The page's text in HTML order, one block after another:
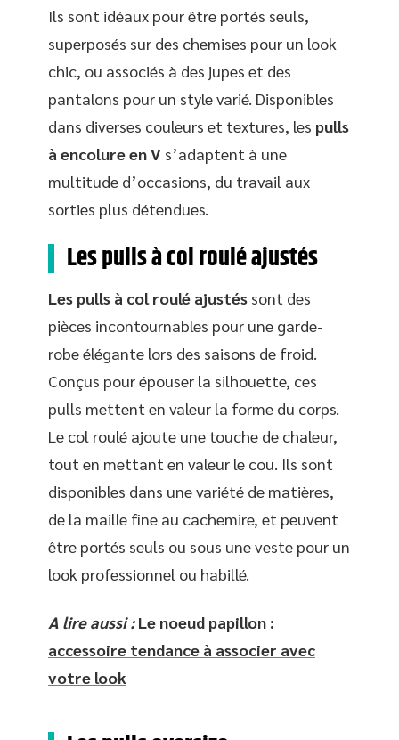
Ils sont idéaux pour être portés seuls,
superposés sur des chemises pour un look
chic, ou associés à des jupes et des
pantalons pour un style varié. Disponibles
dans diverses couleurs et textures, les pulls
à encolure en V s’adaptent à une
multitude d’occasions, du travail aux
sorties plus détendues.
Les pulls à col roulé ajustés
Les pulls à col roulé ajustés sont des
pièces incontournables pour une garde-
robe élégante lors des saisons de froid.
Conçus pour épouser la silhouette, ces
pulls mettent en valeur la forme du corps.
Le col roulé ajoute une touche de chaleur,
tout en mettant en valeur le cou. Ils sont
disponibles dans une variété de matières,
de la maille fine au cachemire, et peuvent
être portés seuls ou sous une veste pour un
look professionnel ou habillé.
A lire aussi : Le noeud papillon :
accessoire tendance à associer avec
votre look